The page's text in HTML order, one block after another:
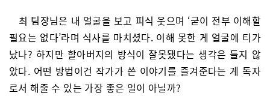
최 팀장님은 내 얼굴을 보고 피식 웃으며 ‘굳이 전부 이해할
필요는 없다’라며 식사를 마치셨다. 이해 못한 게 얼굴에 티가
났나? 하지만 할아버지의 방식이 잘못됐다는 생각은 들지 않
았다. 어떤 방법이건 작가가 쓴 이야기를 즐겨준다는 게 독자
로서 해줄 수 있는 가장 좋은 일이 아닐까?